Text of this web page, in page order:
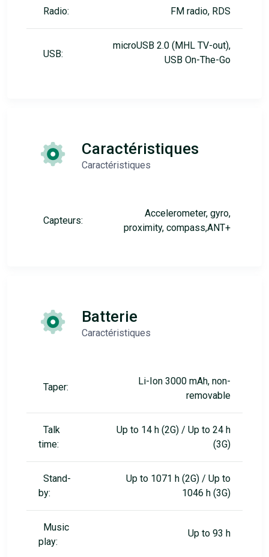
Radio: FM radio, RDS
USB:
microUSB 2.0 (MHL TV-out),
USB On-The-Go
Caractéristiques
Caractéristiques
Capteurs:
Accelerometer, gyro,
proximity, compass,ANT+
Batterie
Caractéristiques
Taper:
Li-Ion 3000 mAh, non-
removable
Talk
time:
Up to 14 h (2G) / Up to 24 h
(3G)
Stand-
by:
Up to 1071 h (2G) / Up to
1046 h (3G)
Music
play:
Up to 93 h